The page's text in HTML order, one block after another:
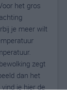
het gros
je meer wilt
zegt
dan het
je hier de